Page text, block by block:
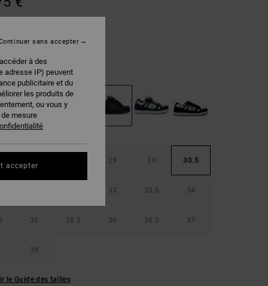
Darkgrey/grey
29 30 30.5
33 33.5 34
35 35.5 36 36.5 37
39
le Guide des tailles
à des
adresse IP) peuvent
publicitaire et du
les produits de
ou vous y
mesure
sans accepter
accepter